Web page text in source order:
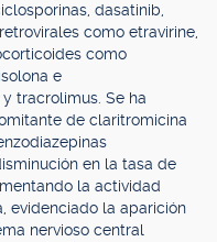
dasatinib,
como etravirine,
como
e
tracrolimus. Se ha
de claritromicina
en la tasa de
la actividad
evidenciado la aparición
nervioso central